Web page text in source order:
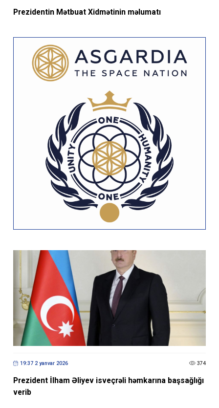
Prezidentin Mətbuat Xidmətinin məlumatı
19:37 2 yanvar 2026 374
Prezident İlham Əliyev isveçrəli həmkarına başsağlığı
verib